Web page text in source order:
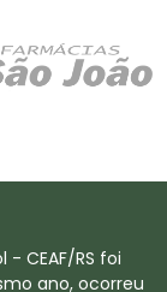
CEAF/RS foi
ano, ocorreu